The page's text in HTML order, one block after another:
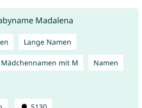
Lange Namen
Mädchennamen mit M Namen